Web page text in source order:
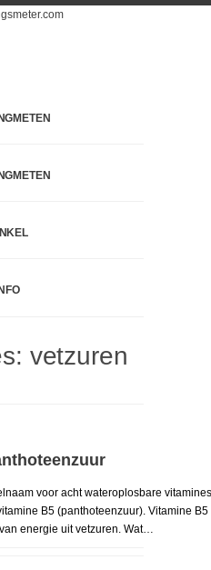
INFO
vetzuren
voor acht wateroplosbare
B5 (panthoteenzuur). Vitamine
energie uit vetzuren. Wat…